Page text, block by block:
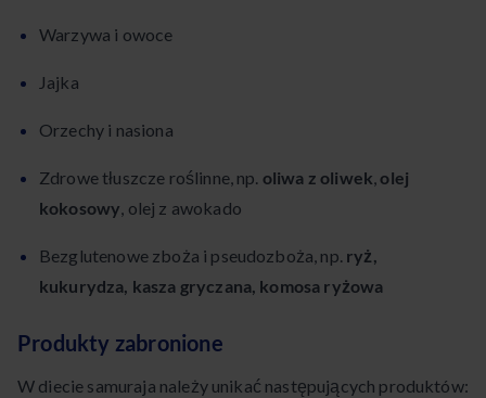
Warzywa i owoce
Jajka
Orzechy i nasiona
Zdrowe tłuszcze roślinne, np. oliwa z oliwek,olej
kokosowy, olej z awokado
Bezglutenowe zboża i pseudozboża, np. ryż,
kukurydza, kasza gryczana, komosa ryżowa
Produkty zabronione
W diecie samuraja należy unikać następujących produktów: